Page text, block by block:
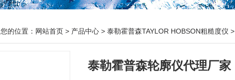
您的位置： 网站首页 > 产品中心 > 泰勒霍普森TAYLOR HOBSON粗糙度仪 >
泰勒霍普森轮廓仪代理厂家